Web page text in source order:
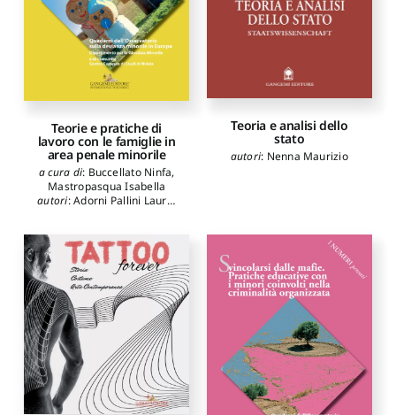
Teorie e pratiche di
lavoro con le famiglie in
area penale minorile
a cura di: Buccellato Ninfa,
Mastropasqua Isabella
autori:Adorni Pallini Laura,
Bongermino Rosa
Bracalenti Raffaele
Buccellato Ninfa,Calabria
Michela,Faccenda Nicoletta,
Gallo Monica,Iaculo
Giuseppe,Lucca Rosa,
Manco Giuseppina
Mander
Roberto
Mastropasqua
Isabella, Ragusa Adriana ,
Soave Lucio Ferdinando,
Vermeil Valeria , Welish
Wilma , Zurru Carla
Teoria e analisi dello
stato
autori: Nenna Maurizio